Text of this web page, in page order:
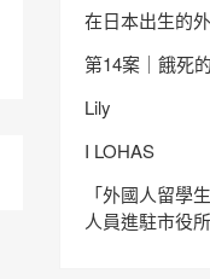
在日本出生的
第14案｜餓死
Lily
I LOHAS
「外國人留學
人員進駐市役所